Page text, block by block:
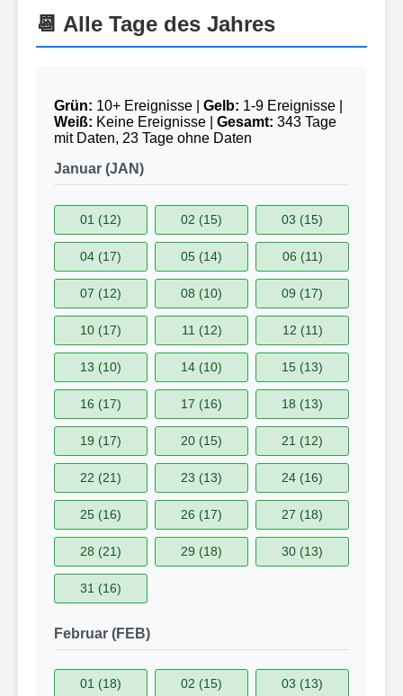
📆 Alle Tage des Jahres
Grün: 10+ Ereignisse | Gelb: 1-9 Ereignisse |
Weiß: Keine Ereignisse | Gesamt: 343 Tage
mit Daten, 23 Tage ohne Daten
Januar (JAN)
01 (12) 02 (15) 03 (15)
04 (17) 05 (14) 06 (11)
07 (12) 08 (10) 09 (17)
10 (17) 11 (12) 12 (11)
13 (10) 14 (10) 15 (13)
16 (17) 17 (16) 18 (13)
19 (17) 20 (15) 21 (12)
22 (21) 23 (13) 24 (16)
25 (16) 26 (17) 27 (18)
28 (21) 29 (18) 30 (13)
31 (16)
Februar (FEB)
01 (18) 02 (15) 03 (13)